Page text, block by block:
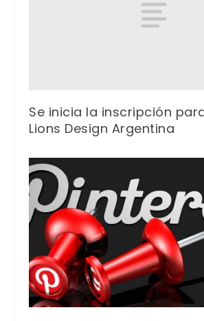
Se inicia la inscripción
Lions Design Argentina